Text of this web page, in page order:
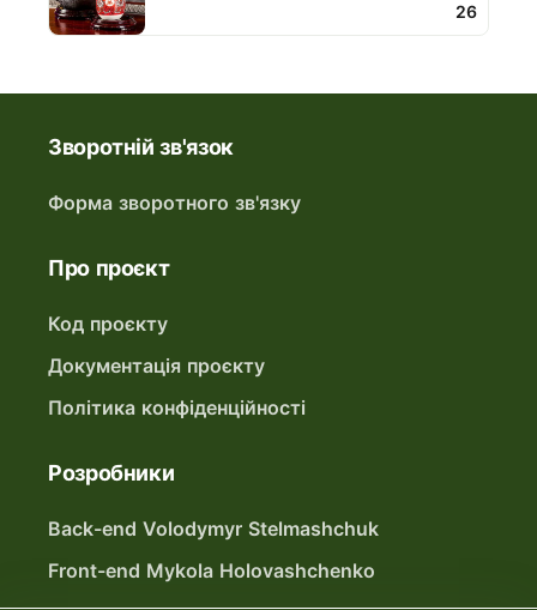
26
Зворотній зв'язок
Форма зворотного зв'язку
Про проєкт
Код проєкту
Документація проєкту
Політика конфіденційності
Розробники
Back-end Volodymyr Stelmashchuk
Front-end Mykola Holovashchenko